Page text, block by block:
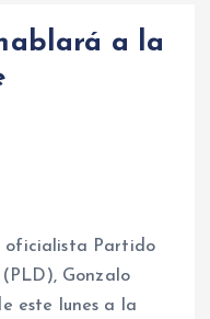
a la
oficialista Partido
Gonzalo
este lunes a la